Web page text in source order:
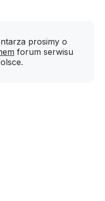
prosimy o
forum serwisu